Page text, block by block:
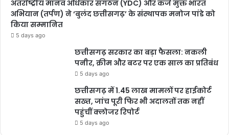
अंतर्राष्ट्रीय मानव अधिकार संगठन (YDC) और कर्ज मुक्त भारत
अभियान (तर्पण) ने ‘बुलंद छत्तीसगढ़’ के संस्थापक मनोज पांडे को
किया सम्मानित
5 days ago
छत्तीसगढ़ सरकार का बड़ा फैसला: नकली
पनीर, क्रीम और बटर पर एक साल का प्रतिबंध
5 days ago
छत्तीसगढ़ में 1.45 लाख मामलों पर हाईकोर्ट
सख्त, जांच पूरी फिर भी अदालतों तक नहीं
पहुंचीं क्लोजर रिपोर्ट
5 days ago